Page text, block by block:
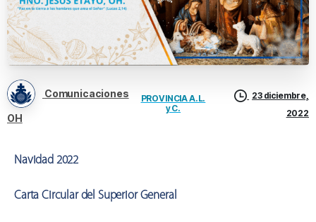
Comunicaciones
OH
PROVINCIA A.L.
y C.
23 diciembre,
2022
Navidad 2022
Carta Circular del Superior General